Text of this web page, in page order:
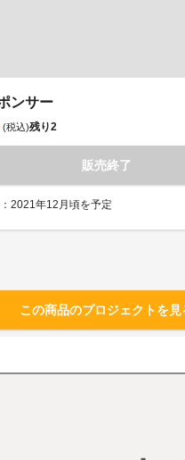
ンサー
(税込)残り2
販売終了
2021年12月頃を予定
この商品のプロジェクトを見